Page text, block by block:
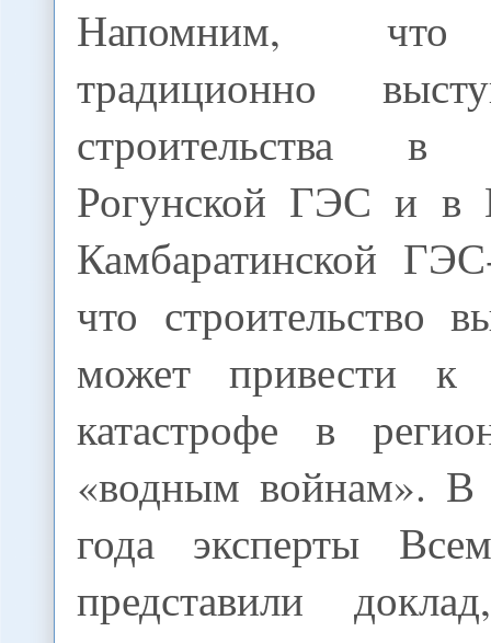
Напомним, что
традиционно
строительства в
Рогунской ГЭС и в
Камбаратинской
что строительство
может привести к
катастрофе в
«водным войнам». В
года эксперты
представили